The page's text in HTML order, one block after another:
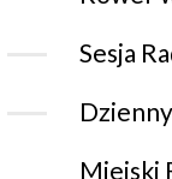
Sesja
Miejski